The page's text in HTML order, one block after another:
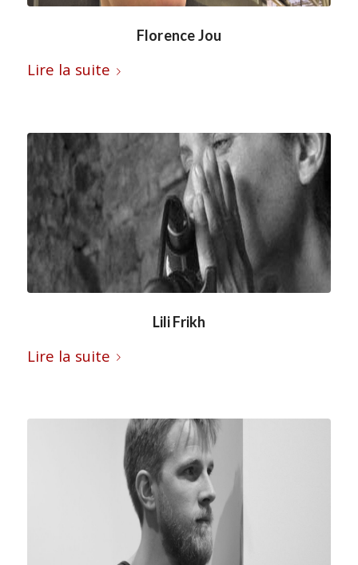
Florence Jou
Lire la suite
Lili Frikh
Lire la suite